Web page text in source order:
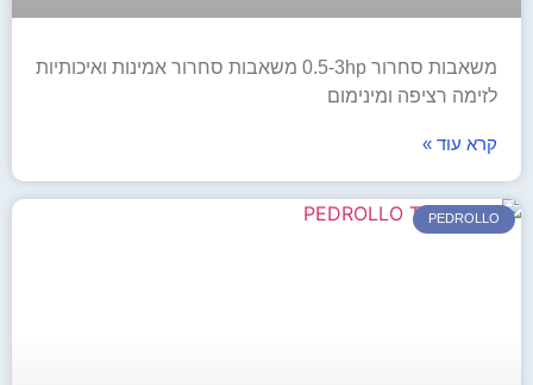
משאבות סחרור 0.5-3hp משאבות סחרור אמינות ואיכותיות
לזימה רציפה ומינימום
קרא עוד »
PEDROLLO